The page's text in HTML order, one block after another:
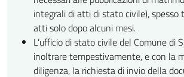
integrali di atti di stato civile),
atti solo dopo alcuni mesi.
L’ufficio di stato civile del Comune di
inoltrare tempestivamente, e con la
diligenza, la richiesta di invio della